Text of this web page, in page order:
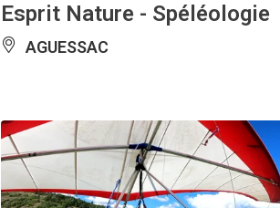
Esprit Nature - Spéléologie
AGUESSAC